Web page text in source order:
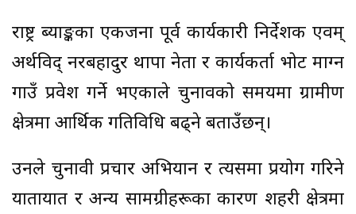
राष्ट्र ब्याङ्कका एकजना पूर्व कार्यकारी निर्देशक एवम्
अर्थविद् नरबहादुर थापा नेता र कार्यकर्ता भोट माग्न
गाउँ प्रवेश गर्ने भएकाले चुनावको समयमा ग्रामीण
क्षेत्रमा आर्थिक गतिविधि बढ्ने बताउँछन्।
उनले चुनावी प्रचार अभियान र त्यसमा प्रयोग गरिने
यातायात र अन्य सामग्रीहरूका कारण शहरी क्षेत्रमा